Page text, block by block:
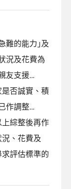
難的能力｣及
況及花費為
友支援…
否誠實、積
作調整…
綜整後再作
、花費及
求評估標準的